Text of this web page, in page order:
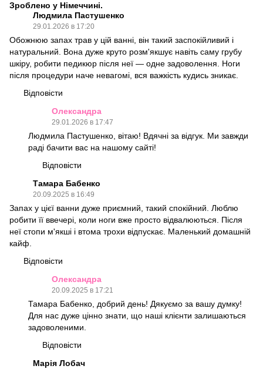
Зроблено у Німеччині.
Людмила Пастушенко
29.01.2026 в 17:20
Обожнюю запах трав у цій ванні, він такий заспокійливий і
натуральний. Вона дуже круто розм'якшує навіть саму грубу
шкіру, робити педикюр після неї — одне задоволення. Ноги
після процедури наче невагомі, вся важкість кудись зникає.
Відповісти
Олександра
29.01.2026 в 17:47
Людмила Пастушенко, вітаю! Вдячні за відгук. Ми завжди
раді бачити вас на нашому сайті!
Відповісти
Тамара Бабенко
20.09.2025 в 16:49
Запах у цієї ванни дуже приємний, такий спокійний. Люблю
робити її ввечері, коли ноги вже просто відвалюються. Після
неї стопи м'якші і втома трохи відпускає. Маленький домашній
кайф.
Відповісти
Олександра
20.09.2025 в 17:21
Тамара Бабенко, добрий день! Дякуємо за вашу думку!
Для нас дуже цінно знати, що наші клієнти залишаються
задоволеними.
Відповісти
Марія Лобач